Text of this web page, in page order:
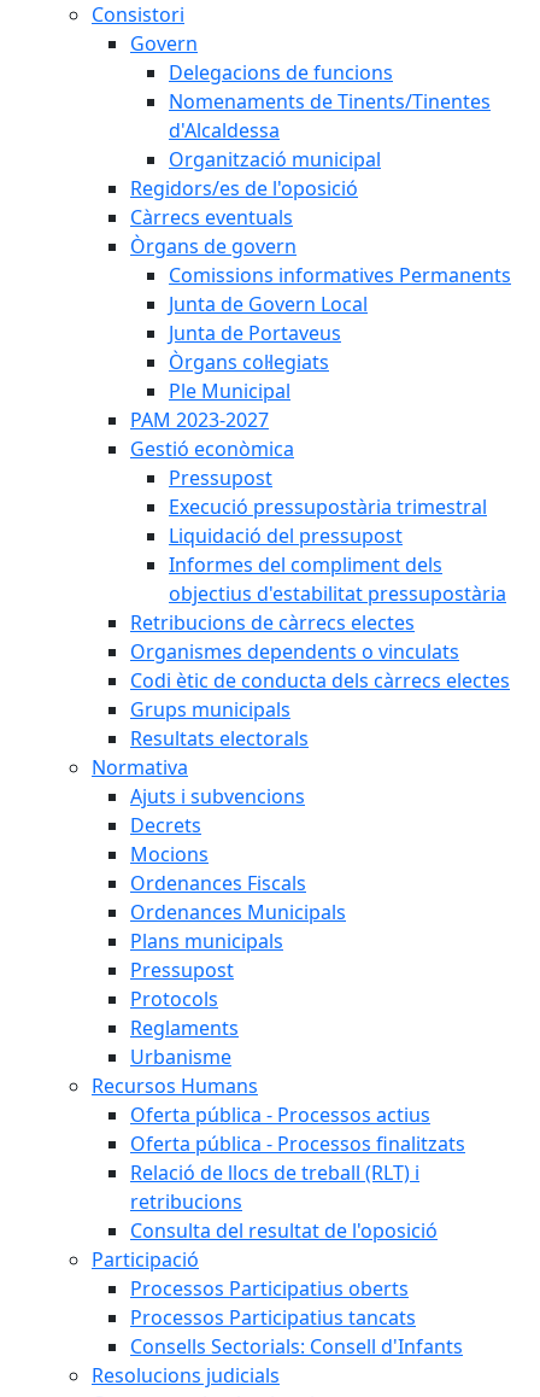
Consistori
Govern
Delegacions de funcions
Nomenaments de Tinents/Tinentes
d'Alcaldessa
Organització municipal
Regidors/es de l'oposició
Càrrecs eventuals
Òrgans de govern
Comissions informatives Permanents
Junta de Govern Local
Junta de Portaveus
Òrgans col·legiats
Ple Municipal
PAM 2023-2027
Gestió econòmica
Pressupost
Execució pressupostària trimestral
Liquidació del pressupost
Informes del compliment dels
objectius d'estabilitat pressupostària
Retribucions de càrrecs electes
Organismes dependents o vinculats
Codi ètic de conducta dels càrrecs electes
Grups municipals
Resultats electorals
Normativa
Ajuts i subvencions
Decrets
Mocions
Ordenances Fiscals
Ordenances Municipals
Plans municipals
Pressupost
Protocols
Reglaments
Urbanisme
Recursos Humans
Oferta pública - Processos actius
Oferta pública - Processos finalitzats
Relació de llocs de treball (RLT) i
retribucions
Consulta del resultat de l'oposició
Participació
Processos Participatius oberts
Processos Participatius tancats
Consells Sectorials: Consell d'Infants
Resolucions judicials